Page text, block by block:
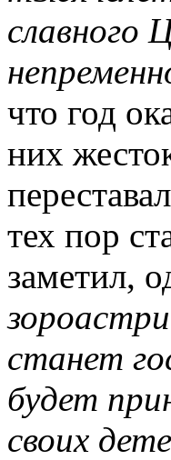
славного
что год
них
тех пор
заметил,
станет
будет
своих